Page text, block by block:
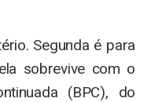
Segunda é para
sobrevive com o
(BPC), do